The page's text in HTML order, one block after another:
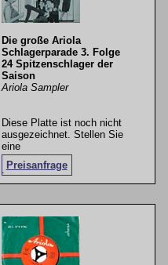
Die große Ariola
Schlagerparade 3. Folge
24 Spitzenschlager der
Saison
Ariola Sampler
Diese Platte ist noch nicht
ausgezeichnet. Stellen Sie
eine
Preisanfrage
.